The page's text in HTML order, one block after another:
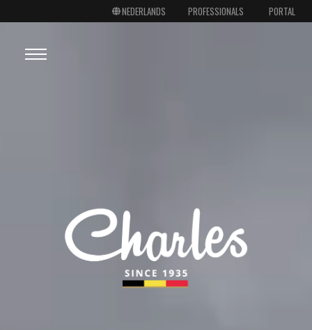
PROFESSIONALS PORTAL